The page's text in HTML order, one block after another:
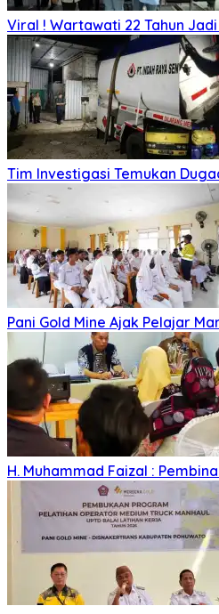
Viral ! Wartawati 22 Tahun
Tim Investigasi Temukan
Pani Gold Mine Ajak Pelajar
H. Muhammad Faizal :